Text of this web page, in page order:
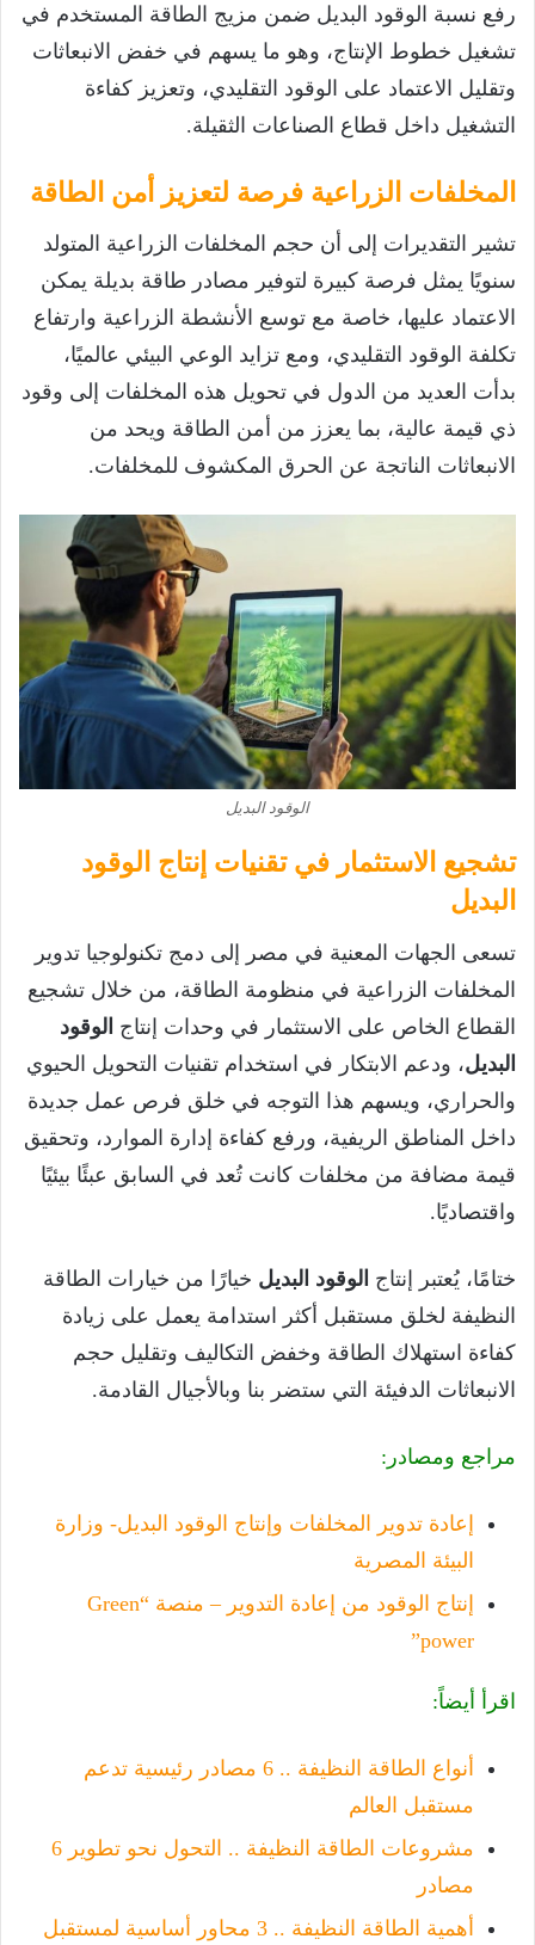
رفع نسبة الوقود البديل ضمن مزيج الطاقة المستخدم في
تشغيل خطوط الإنتاج، وهو ما يسهم في خفض الانبعاثات
وتقليل الاعتماد على الوقود التقليدي، وتعزيز كفاءة
التشغيل داخل قطاع الصناعات الثقيلة.
المخلفات الزراعية فرصة لتعزيز أمن الطاقة
تشير التقديرات إلى أن حجم المخلفات الزراعية المتولد
سنويًا يمثل فرصة كبيرة لتوفير مصادر طاقة بديلة يمكن
الاعتماد عليها، خاصة مع توسع الأنشطة الزراعية وارتفاع
تكلفة الوقود التقليدي، ومع تزايد الوعي البيئي عالميًا،
بدأت العديد من الدول في تحويل هذه المخلفات إلى وقود
ذي قيمة عالية، بما يعزز من أمن الطاقة ويحد من
الانبعاثات الناتجة عن الحرق المكشوف للمخلفات.
الوقود البديل
تشجيع الاستثمار في تقنيات إنتاج الوقود
البديل
تسعى الجهات المعنية في مصر إلى دمج تكنولوجيا تدوير
المخلفات الزراعية في منظومة الطاقة، من خلال تشجيع
القطاع الخاص على الاستثمار في وحدات إنتاج الوقود
البديل، ودعم الابتكار في استخدام تقنيات التحويل الحيوي
والحراري، ويسهم هذا التوجه في خلق فرص عمل جديدة
داخل المناطق الريفية، ورفع كفاءة إدارة الموارد، وتحقيق
قيمة مضافة من مخلفات كانت تُعد في السابق عبئًا بيئيًا
واقتصاديًا.
ختامًا، يُعتبر إنتاج الوقود البديل خيارًا من خيارات الطاقة
النظيفة لخلق مستقبل أكثر استدامة يعمل على زيادة
كفاءة استهلاك الطاقة وخفض التكاليف وتقليل حجم
الانبعاثات الدفيئة التي ستضر بنا وبالأجيال القادمة.
مراجع ومصادر:
إعادة تدوير المخلفات وإنتاج الوقود البديل- وزارة
البيئة المصرية
إنتاج الوقود من إعادة التدوير – منصة “Green
power”
اقرأ أيضاً:
أنواع الطاقة النظيفة .. 6 مصادر رئيسية تدعم
مستقبل العالم
مشروعات الطاقة النظيفة .. التحول نحو تطوير 6
مصادر
أهمية الطاقة النظيفة .. 3 محاور أساسية لمستقبل